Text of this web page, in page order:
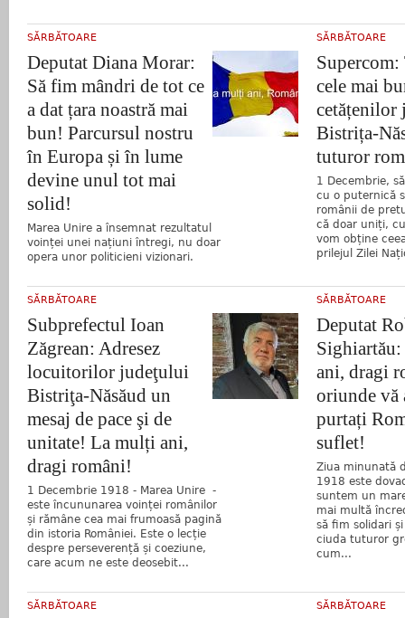
SĂRBĂTOARE
Deputat Diana Morar:
Să fim mândri de tot ce
a dat țara noastră mai
bun! Parcursul nostru
în Europa și în lume
devine unul tot mai
solid!
Marea Unire a însemnat rezultatul
voinței unei națiuni întregi, nu doar
opera unor politicieni vizionari.
SĂRBĂTOARE
cele mai
cetățenilor
Bistrița-
tuturor
1 Decembrie,
cu o puternică
românii de
că doar uniți,
vom obține
prilejul Zilei
SĂRBĂTOARE
Subprefectul Ioan
Zăgrean: Adresez
locuitorilor judeţului
Bistriţa-Năsăud un
mesaj de pace şi de
unitate! La mulți ani,
dragi români!
1 Decembrie 1918 - Marea Unire -
este încununarea voinței românilor
și rămâne cea mai frumoasă pagină
din istoria României. Este o lecție
despre perseverență și coeziune,
care acum ne este deosebit...
SĂRBĂTOARE
Deputat
ani, dragi
oriunde vă
purtați
suflet!
Ziua minunată
1918 este
suntem un
mai multă
să fim solidari
ciuda tuturor
cum...
SĂRBĂTOARE SĂRBĂTOARE